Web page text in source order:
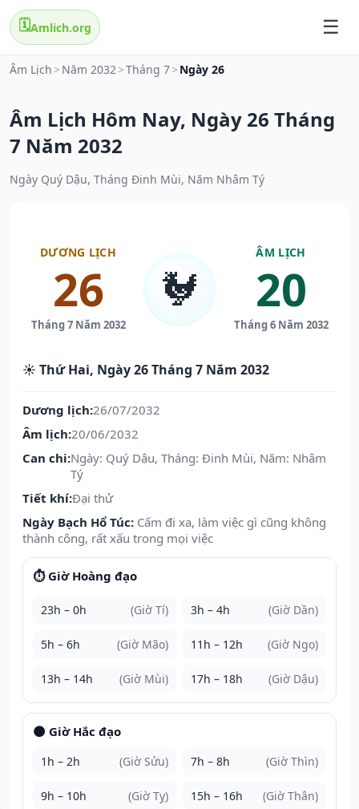
🗓️Amlich.org
Âm Lịch > Năm 2032>Tháng 7> Ngày 26
Âm Lịch Hôm Nay, Ngày 26 Tháng
7 Năm 2032
Ngày Quý Dậu, Tháng Đinh Mùi, Năm Nhâm Tý
DƯƠNG LỊCH
26
Tháng 7 Năm 2032
🐓
ÂM LỊCH
20
Tháng 6 Năm 2032
☀️ Thứ Hai, Ngày 26 Tháng 7 Năm 2032
Dương lịch:26/07/2032
Âm lịch:20/06/2032
Can chi:Ngày: Quý Dậu, Tháng: Đinh Mùi, Năm: Nhâm
Tý
Tiết khí:Đại thử
Ngày Bạch Hổ Túc: Cấm đi xa, làm việc gì cũng không
thành công, rất xấu trong mọi việc
⏱️ Giờ Hoàng đạo
23h – 0h (Giờ Tí) 3h – 4h (Giờ Dần)
5h – 6h (Giờ Mão) 11h – 12h (Giờ Ngọ)
13h – 14h (Giờ Mùi) 17h – 18h (Giờ Dậu)
🌑 Giờ Hắc đạo
1h – 2h (Giờ Sửu) 7h – 8h (Giờ Thìn)
9h – 10h (Giờ Tỵ) 15h – 16h (Giờ Thân)